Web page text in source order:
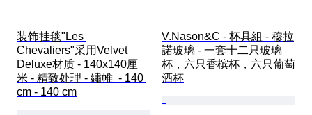
装饰挂毯"Les
Chevaliers"采用Velvet
Deluxe材质 - 140x140厘
米 - 精致处理 - 繡帷  - 140
cm - 140 cm
V.Nason&C - 杯具組 - 穆拉
諾玻璃 - 一套十二只玻璃
杯，六只香槟杯，六只葡萄
酒杯